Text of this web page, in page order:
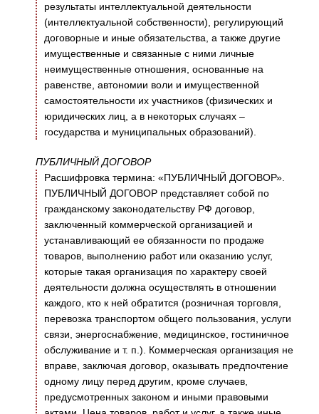
результаты интеллектуальной деятельности
(интеллектуальной собственности), регулирующий
договорные и иные обязательства, а также другие
имущественные и связанные с ними личные
неимущественные отношения, основанные на
равенстве, автономии воли и имущественной
самостоятельности их участников (физических и
юридических лиц, а в некоторых случаях –
государства и муниципальных образований).
ПУБЛИЧНЫЙ ДОГОВОР
Расшифровка термина: «ПУБЛИЧНЫЙ ДОГОВОР».
ПУБЛИЧНЫЙ ДОГОВОР представляет собой по
гражданскому законодательству РФ договор,
заключенный коммерческой организацией и
устанавливающий ее обязанности по продаже
товаров, выполнению работ или оказанию услуг,
которые такая организация по характеру своей
деятельности должна осуществлять в отношении
каждого, кто к ней обратится (розничная торговля,
перевозка транспортом общего пользования, услуги
связи, энергоснабжение, медицинское, гостиничное
обслуживание и т. п.). Коммерческая организация не
вправе, заключая договор, оказывать предпочтение
одному лицу перед другим, кроме случаев,
предусмотренных законом и иными правовыми